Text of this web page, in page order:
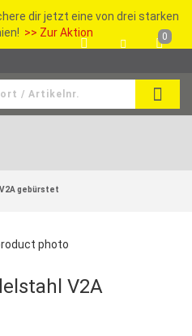
dir jetzt eine von drei starken
>> Zur Aktion 0
gebürstet
V2A